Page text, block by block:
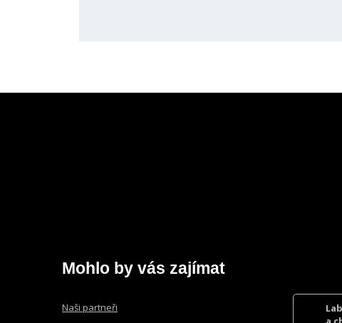
odeslat.
Mohlo by vás zajímat
Naši partneři